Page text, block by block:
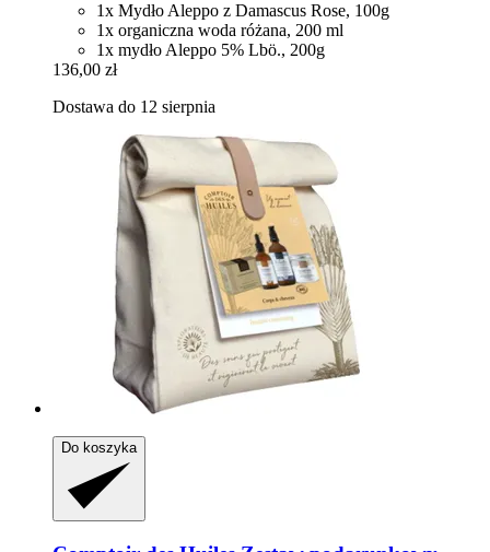
1x Mydło Aleppo z Damascus Rose, 100g
1x organiczna woda różana, 200 ml
1x mydło Aleppo 5% Lbö., 200g
136,00 zł
Dostawa do 12 sierpnia
Do koszyka